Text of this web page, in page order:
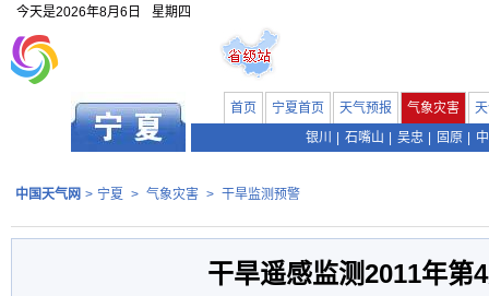
今天是2026年8月6日 星期四
首页 宁夏首页 天气预报 气象灾害
银川
石嘴山 吴忠 固原
中国天气网 > 宁夏 > 气象灾害 > 干旱监测预警
干旱遥感监测2011年第